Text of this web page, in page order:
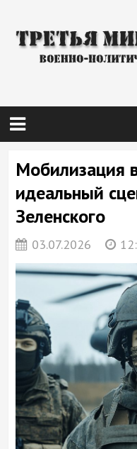
Мобилизация
идеальный
Зеленского
03.07.2026